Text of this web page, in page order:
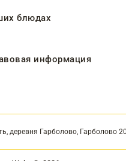
блюдах
информация
деревня Гарболово, Гарболово